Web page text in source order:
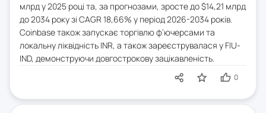
млрд у 2025 році та, за прогнозами, зросте до $14,21 млрд
до 2034 року зі CAGR 18,66% у період 2026-2034 років.
Coinbase також запускає торгівлю ф’ючерсами та
локальну ліквідність INR, а також зареєструвалася у FIU-
IND, демонструючи довгострокову зацікавленість.
0